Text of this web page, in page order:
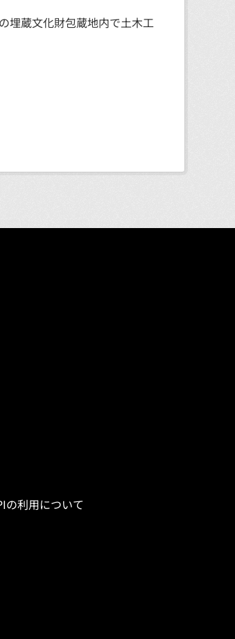
埋蔵文化財包蔵地内で土木工
の利用について